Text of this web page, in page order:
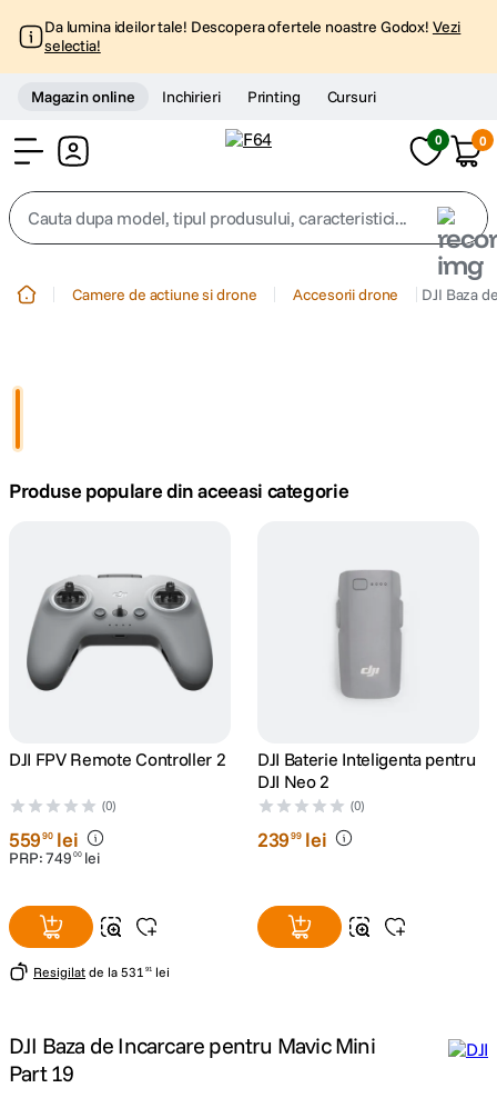
Da lumina ideilor tale! Descopera ofertele noastre Godox! Vezi
selectia!
Magazin online Inchirieri Printing Cursuri
0 0
Cauta dupa model, tipul produsului, caracteristici...
4. peak design
6. lavaliera
. card memorie
9. insta 360
10 . godox
Camere de actiune si drone Accesorii drone DJI Baza
Produse populare din aceeasi categorie
DJI FPV Remote Controller 2
(0)
55990 lei
PRP:749 00 lei
Resigilat de la 531 91 lei
DJI Baterie Inteligenta pentru
DJI Neo 2
(0)
23999 lei
DJI Baza de Incarcare pentru Mavic Mini
Part 19